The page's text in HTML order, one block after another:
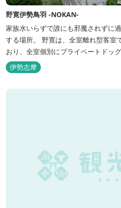
野寛伊勢鳥羽 -NOKAN-
家族水いらずで誰にも邪魔されずに
する場所。 野寛は、全室離れ型客室でプライベート空間が守られて
おり、全室個別にプライベートドッ
室内面積66㎡～115㎡、プライベー
を設置した広い作りで、 和モダンを
ザインのお部屋となります。 お部屋から望むプライベートドッグ
伊勢志摩